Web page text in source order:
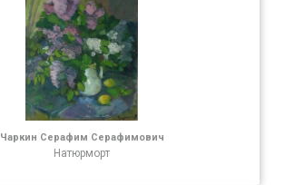
Чаркин Серафим Серафимович
Натюрморт